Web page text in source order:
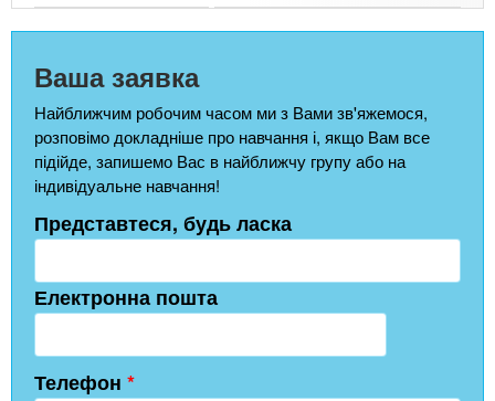
Ваша заявка
Найближчим робочим часом ми з Вами зв'яжемося,
розповімо докладніше про навчання і, якщо Вам все
підійде, запишемо Вас в найближчу групу або на
індивідуальне навчання!
Представтеся, будь ласка
Електронна пошта
Телефон *